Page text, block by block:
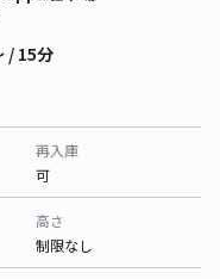
/ 15分
再入庫
可
高さ
制限なし